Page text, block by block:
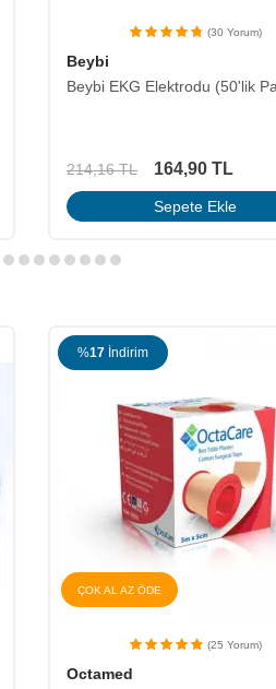
(30 Yorum)
Beybi
Beybi EKG Elektrodu (50'lik
214,16TL 164,90 TL
Sepete Ekle
%22 İndirim
ÇOK AL AZ ÖDE
(161 Yorum)
Seyitler